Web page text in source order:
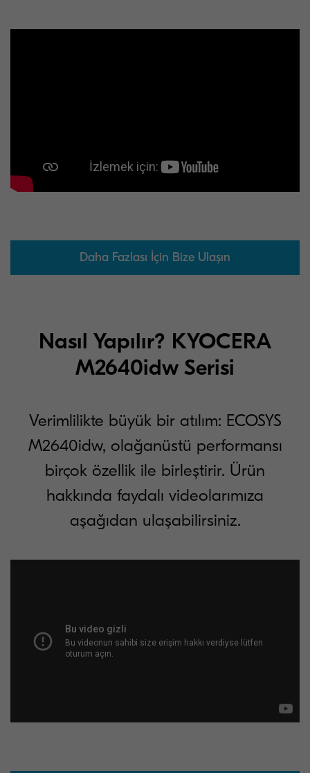
Daha Fazlası İçin Bize Ulaşın
Nasıl Yapılır? KYOCERA
M2640idw Serisi
Verimlilikte büyük bir atılım: ECOSYS
M2640idw, olağanüstü performansı
birçok özellik ile birleştirir. Ürün
hakkında faydalı videolarımıza
aşağıdan ulaşabilirsiniz.